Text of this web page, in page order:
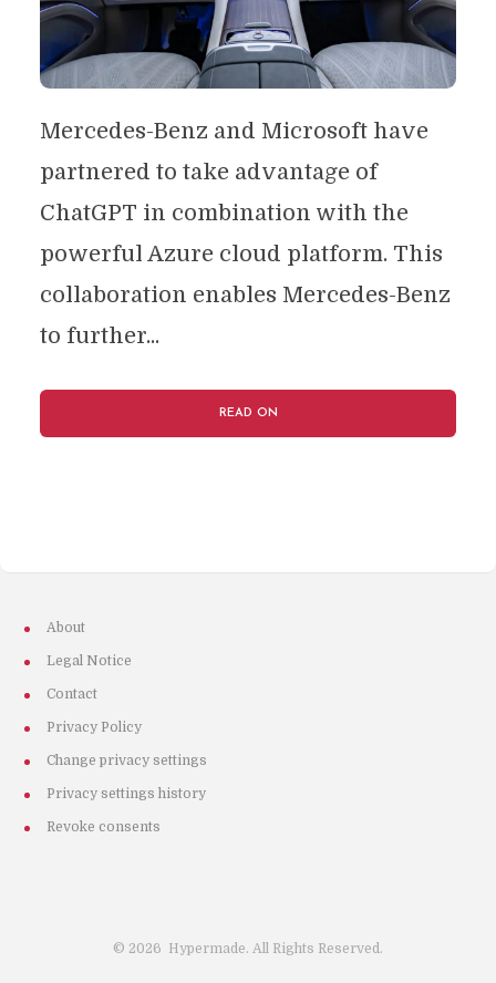
Mercedes-Benz and Microsoft have
partnered to take advantage of
ChatGPT in combination with the
powerful Azure cloud platform. This
collaboration enables Mercedes-Benz
to further...
READ ON
About
Legal Notice
Contact
Privacy Policy
Change privacy settings
Privacy settings history
Revoke consents
© 2026 Hypermade. All Rights Reserved.